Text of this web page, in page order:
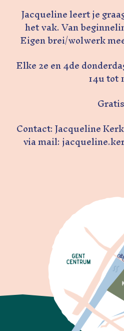
Jacqueline leert je
het vak. Van
Eigen brei/wolwerk
Elke 2e en 4de
14u tot
Contact: Jacqueline
via mail: